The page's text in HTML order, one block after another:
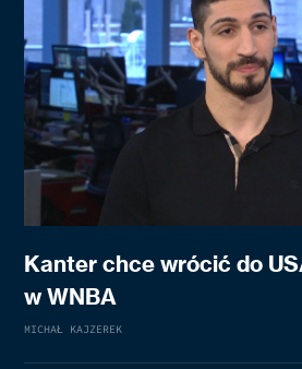
Kanter chce wrócić do
w WNBA
MICHAŁ KAJZEREK